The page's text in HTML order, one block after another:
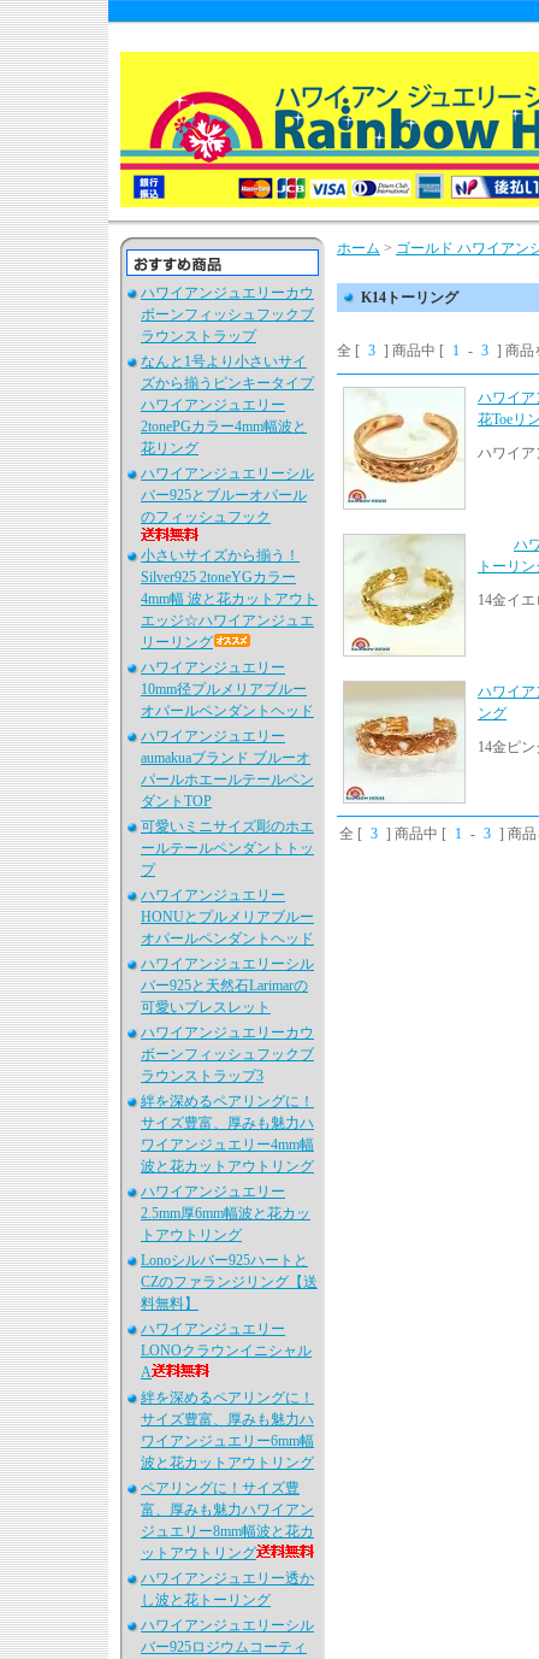
ハワイアンジュエリーカウ
ボーンフィッシュフックブ
ラウンストラップ
なんと1号より小さいサイ
ズから揃うピンキータイプ
ハワイアンジュエリー
2tonePGカラー4mm幅波と
花リング
ハワイアンジュエリーシル
バー925とブルーオパール
のフィッシュフック
小さいサイズから揃う！
Silver925 2toneYGカラー
4mm幅 波と花カットアウト
エッジ☆ハワイアンジュエ
リーリング
ハワイアンジュエリー
10mm径プルメリアブルー
オパールペンダントヘッド
ハワイアンジュエリー
aumakuaブランド ブルーオ
パールホエールテールペン
ダントTOP
可愛いミニサイズ彫のホエ
ールテールペンダントトッ
プ
ハワイアンジュエリー
HONUとプルメリアブルー
オパールペンダントヘッド
ハワイアンジュエリーシル
バー925と天然石Larimarの
可愛いブレスレット
ハワイアンジュエリーカウ
ボーンフィッシュフックブ
ラウンストラップ3
絆を深めるペアリングに！
サイズ豊富、厚みも魅力ハ
ワイアンジュエリー4mm幅
波と花カットアウトリング
ハワイアンジュエリー
2.5mm厚6mm幅波と花カッ
トアウトリング
Lonoシルバー925ハートと
CZのファランジリング【送
料無料】
ハワイアンジュエリー
LONOクラウンイニシャル
A
絆を深めるペアリングに！
サイズ豊富、厚みも魅力ハ
ワイアンジュエリー6mm幅
波と花カットアウトリング
ペアリングに！サイズ豊
富、厚みも魅力ハワイアン
ジュエリー8mm幅波と花カ
ットアウトリング
ハワイアンジュエリー透か
し波と花トーリング
ハワイアンジュエリーシル
バー925ロジウムコーティ
ホーム > ゴールド ハワイアン
K14トーリング
全 [ 3 ] 商品中 [ 1 - 3 ] 商品
ハワイア
花Toeリ
ハワイア
ハ
トーリン
14金イ
ハワイア
ング
14金ピ
全 [ 3 ] 商品中 [ 1 - 3 ] 商